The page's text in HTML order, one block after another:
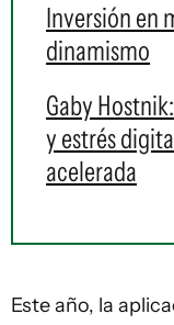
Inversión en
dinamismo
Gaby
y estrés
acelerada
Este año, la